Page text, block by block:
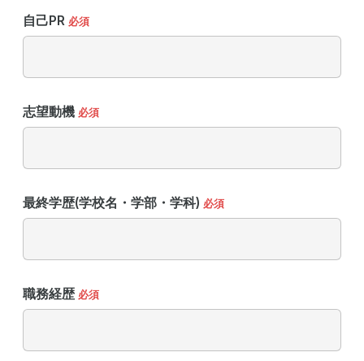
自己PR 必須
志望動機 必須
最終学歴(学校名・学部・学科) 必須
職務経歴 必須